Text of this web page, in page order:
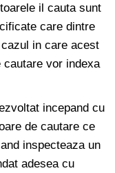
il cauta sunt
care dintre
in care acest
vor indexa
incepand cu
de cautare ce
inspecteaza un
adesea cu